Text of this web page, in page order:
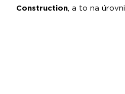
Construction, a to na úrovni